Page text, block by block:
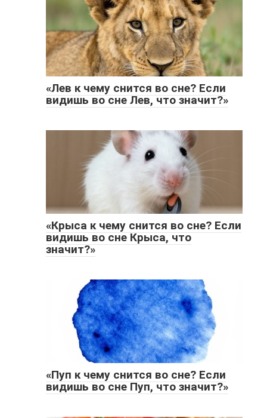
«Лев к чему снится во сне? Если
видишь во сне Лев, что значит?»
«Крыса к чему снится во сне? Если
видишь во сне Крыса, что
значит?»
«Пуп к чему снится во сне? Если
видишь во сне Пуп, что значит?»